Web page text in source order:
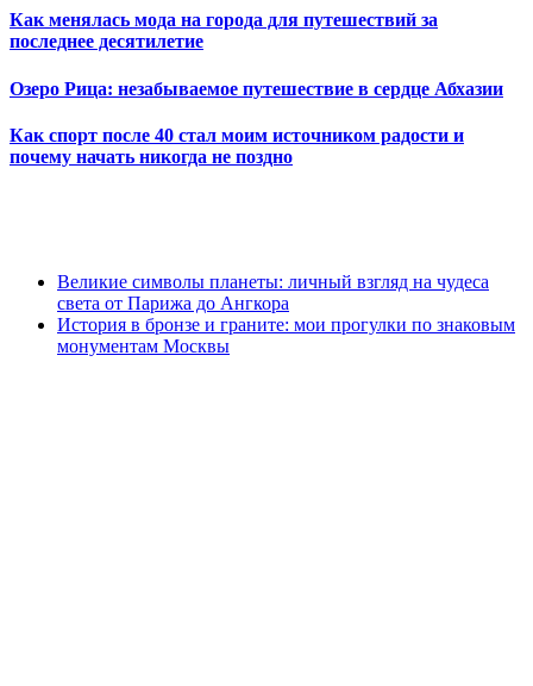
Как менялась мода на города для путешествий за
последнее десятилетие
Озеро Рица: незабываемое путешествие в сердце Абхазии
Как спорт после 40 стал моим источником радости и
почему начать никогда не поздно
Великие символы планеты: личный взгляд на чудеса
света от Парижа до Ангкора
История в бронзе и граните: мои прогулки по знаковым
монументам Москвы